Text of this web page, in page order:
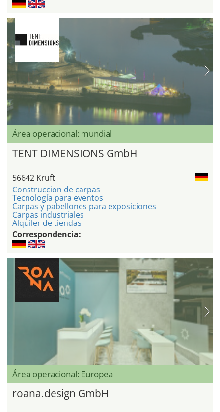
Área operacional: mundial
TENT DIMENSIONS GmbH
56642 Kruft
Construccion de carpas
Tecnología para eventos
Carpas y pabellones para exposiciones
Carpas industriales
Alquiler de tiendas
Correspondencia:
Área operacional: Europea
roana.design GmbH